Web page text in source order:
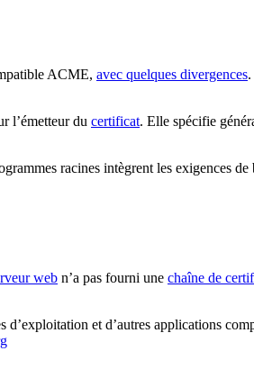
ACME, avec quelques divergences.
l’émetteur du certificat. Elle spécifie
racines intègrent les exigences
web n’a pas fourni une chaîne de
et d’autres applications